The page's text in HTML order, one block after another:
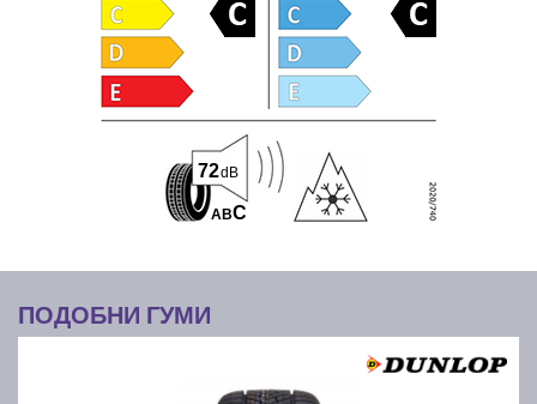
ABC
72dB
ПОДОБНИ ГУМИ